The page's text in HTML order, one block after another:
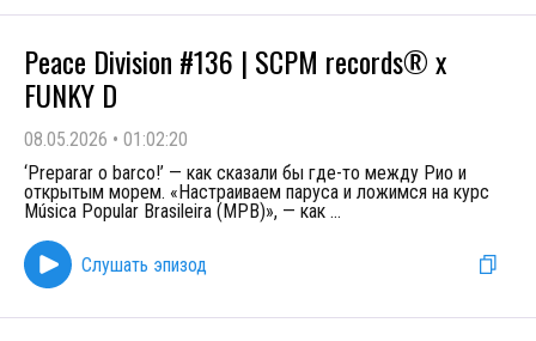
Peace Division #136 | SCPM records® x
FUNKY D
08.05.2026 • 01:02:20
‘Preparar o barco!’ — как сказали бы где-то между Рио и
открытым морем. «Настраиваем паруса и ложимся на курс
Música Popular Brasileira (MPB)», — как ...
Слушать эпизод